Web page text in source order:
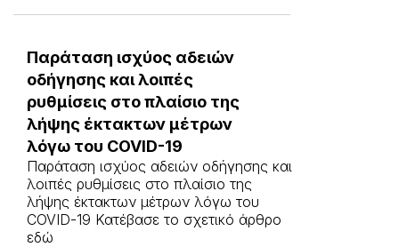
Παράταση ισχύος αδειών
οδήγησης και λοιπές
ρυθμίσεις στο πλαίσιο της
λήψης έκτακτων μέτρων
λόγω του COVID-19
Παράταση ισχύος αδειών οδήγησης και
λοιπές ρυθμίσεις στο πλαίσιο της
λήψης έκτακτων μέτρων λόγω του
COVID-19 Κατέβασε το σχετικό άρθρο
εδώ